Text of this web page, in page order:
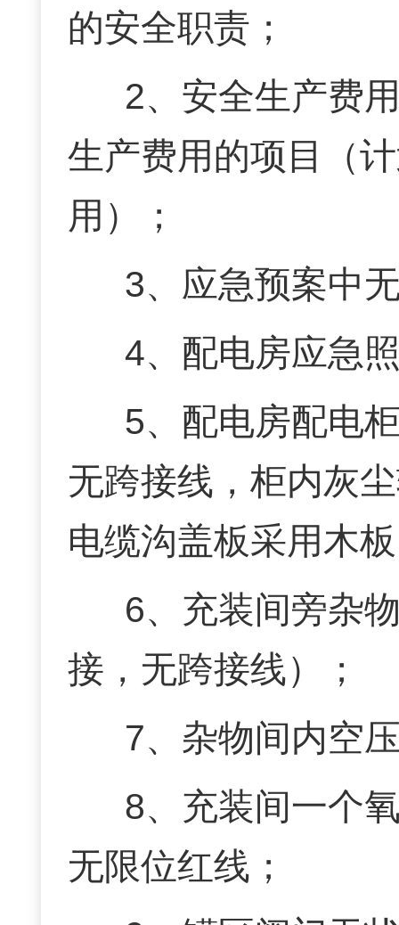
的安全职责；
2、安全生产费
生产费用的项目（
用）；
3、应急预案中
4、配电房应急
5、配电房配电
无跨接线，柜内灰
电缆沟盖板采用木
6、充装间旁杂
接，无跨接线）；
7、杂物间内空
8、充装间一个
无限位红线；